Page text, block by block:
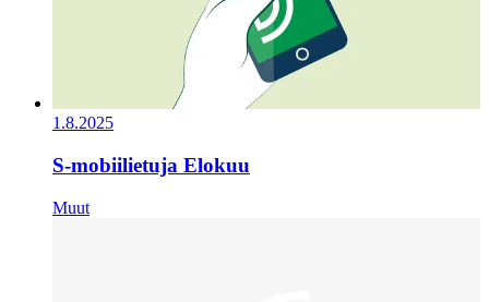
1.8.2025
S-mobiilietuja Elokuu
Muut